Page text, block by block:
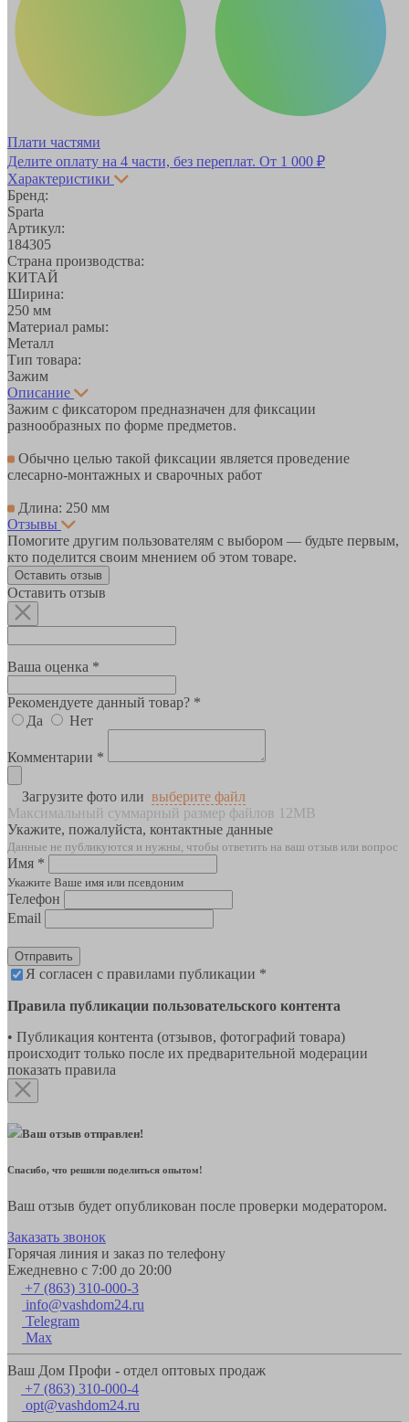
Плати частями
Делите оплату на 4 части, без переплат. От 1 000 ₽
Характеристики
Бренд:
Sparta
Артикул:
184305
Страна производства:
КИТАЙ
Ширина:
250 мм
Материал рамы:
Металл
Тип товара:
Зажим
Описание
Зажим с фиксатором предназначен для фиксации
разнообразных по форме предметов.
Обычно целью такой фиксации является проведение
слесарно-монтажных и сварочных работ
Длина: 250 мм
Отзывы
Помогите другим пользователям с выбором — будьте первым,
кто поделится своим мнением об этом товаре.
Оставить отзыв
Оставить отзыв
Ваша оценка *
Рекомендуете данный товар? *
Да
Нет
Комментарии *
Загрузите фото или выберите файл
Максимальный суммарный размер файлов 12MB
Укажите, пожалуйста, контактные данные
Данные не публикуются и нужны, чтобы ответить на ваш отзыв или вопрос
Имя *
Укажите Ваше имя или псевдоним
Телефон
Email
Отправить
Я согласен с правилами публикации *
Правила публикации пользовательского контента
• Публикация контента (отзывов, фотографий товара)
происходит только после их предварительной модерации
показать правила
Ваш отзыв отправлен!
Спасибо, что решили поделиться опытом!
Ваш отзыв будет опубликован после проверки модератором.
Заказать звонок
Горячая линия и заказ по телефону
Ежедневно с 7:00 до 20:00
+7 (863) 310-000-3
info@vashdom24.ru
Telegram
Max
Ваш Дом Профи - отдел оптовых продаж
+7 (863) 310-000-4
opt@vashdom24.ru